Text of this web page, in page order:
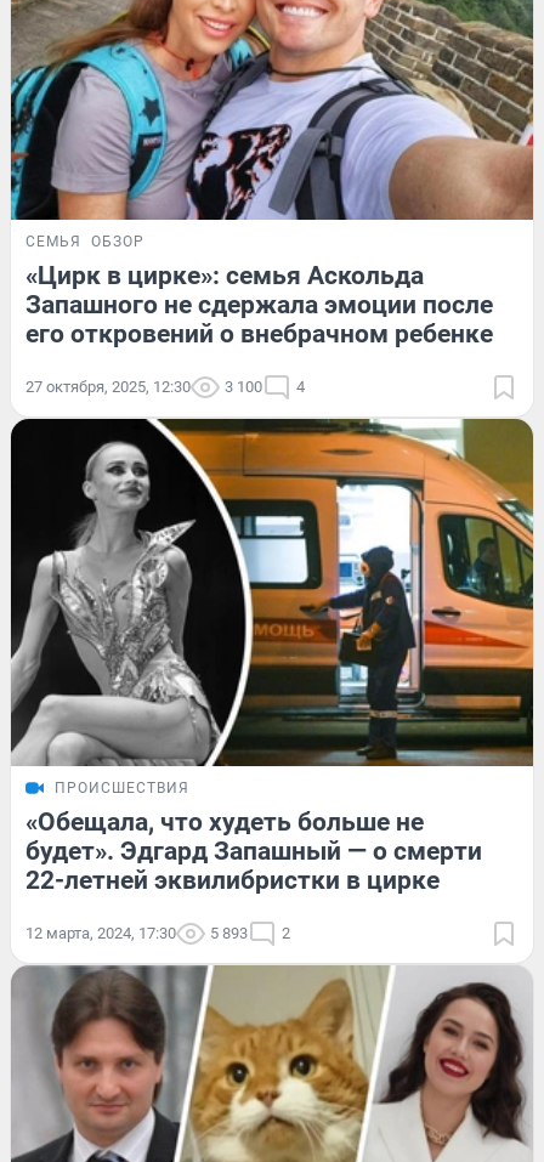
СЕМЬЯ ОБЗОР
«Цирк в цирке»: семья Аскольда
Запашного не сдержала эмоции после
его откровений о внебрачном ребенке
27 октября, 2025, 12:30 3 100 4
ПРОИСШЕСТВИЯ
«Обещала, что худеть больше не
будет». Эдгард Запашный — о смерти
22-летней эквилибристки в цирке
12 марта, 2024, 17:30 5 893 2